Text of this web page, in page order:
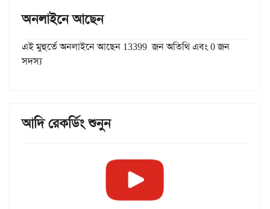
অনলাইনে আছেন
এই মুহুর্তে অনলাইনে আছেন 13399 জন অতিথি এবং 0 জন
সদস্য
আদি রেকর্ডিং শুনুন